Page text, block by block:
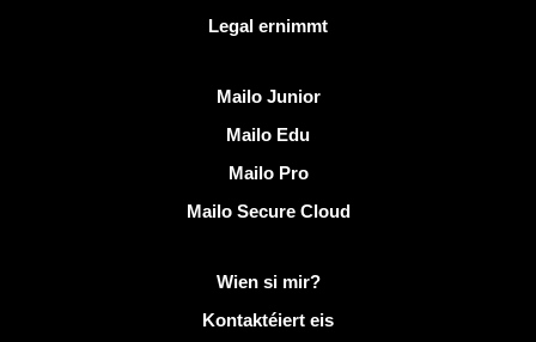
Legal ernimmt
Mailo Junior
Mailo Edu
Mailo Pro
Mailo Secure Cloud
Wien si mir?
Kontaktéiert eis